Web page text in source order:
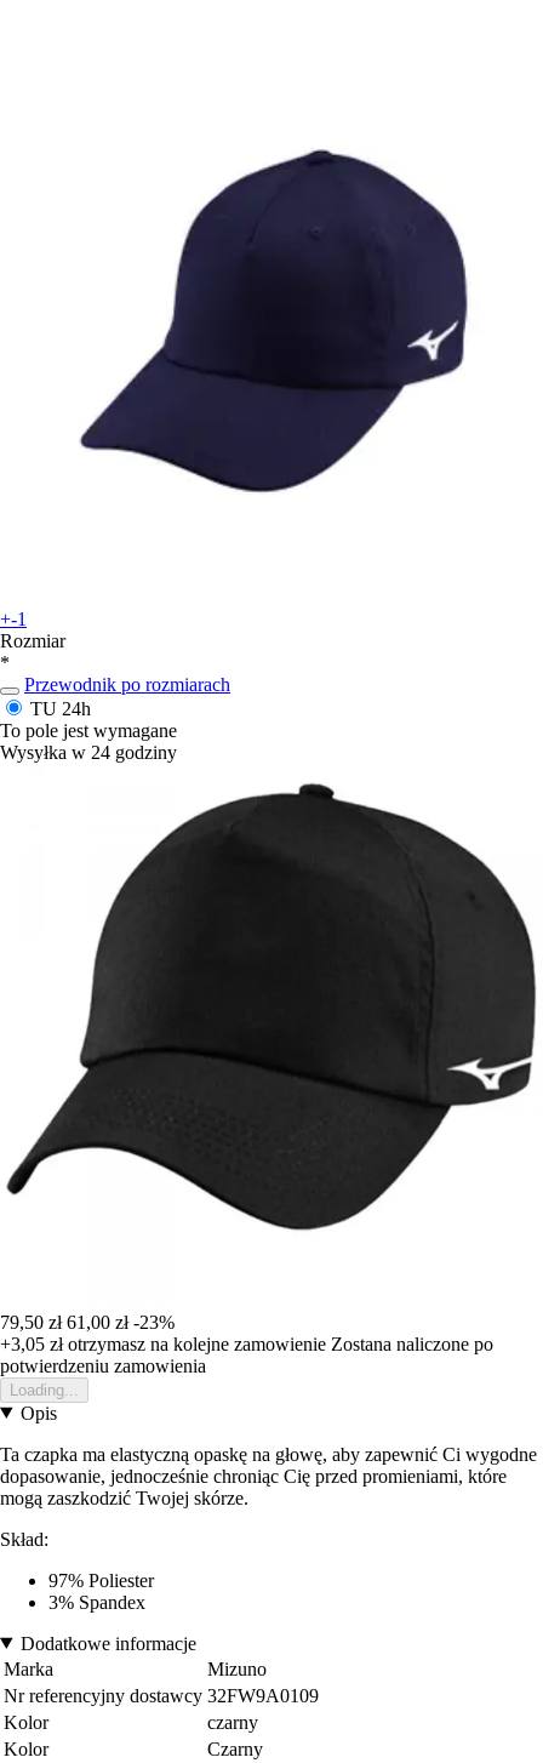
+-1
Rozmiar
*
Przewodnik po rozmiarach
TU 24h
To pole jest wymagane
Wysyłka w 24 godziny
79,50 zł 61,00 zł -23%
+3,05 złotrzymasz na kolejne zamowienie Zostana naliczone po
potwierdzeniu zamowienia
Loading...
Opis
Ta czapka ma elastyczną opaskę na głowę, aby zapewnić Ci wygodne
dopasowanie, jednocześnie chroniąc Cię przed promieniami, które
mogą zaszkodzić Twojej skórze.
Skład:
97% Poliester
3% Spandex
Dodatkowe informacje
Marka
Mizuno
Nr referencyjny dostawcy 32FW9A0109
Kolor
czarny
Kolor
Czarny